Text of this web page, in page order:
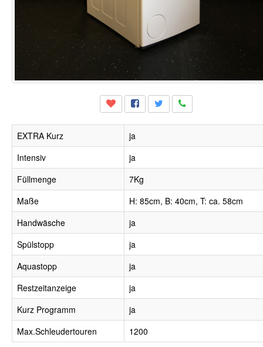
EXTRA Kurz
ja
Intensiv
ja
Füllmenge
7Kg
Maße
H: 85cm, B: 40cm, T: ca. 58cm
Handwäsche
ja
Spülstopp
ja
Aquastopp
ja
Restzeitanzeige
ja
Kurz Programm
ja
Max.Schleudertouren
1200